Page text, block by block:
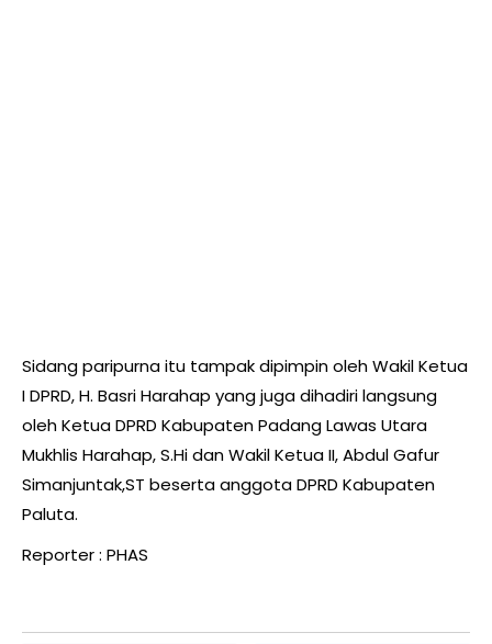
Sidang paripurna itu tampak dipimpin oleh Wakil Ketua
I DPRD, H. Basri Harahap yang juga dihadiri langsung
oleh Ketua DPRD Kabupaten Padang Lawas Utara
Mukhlis Harahap, S.Hi dan Wakil Ketua II, Abdul Gafur
Simanjuntak,ST beserta anggota DPRD Kabupaten
Paluta.
Reporter : PHAS